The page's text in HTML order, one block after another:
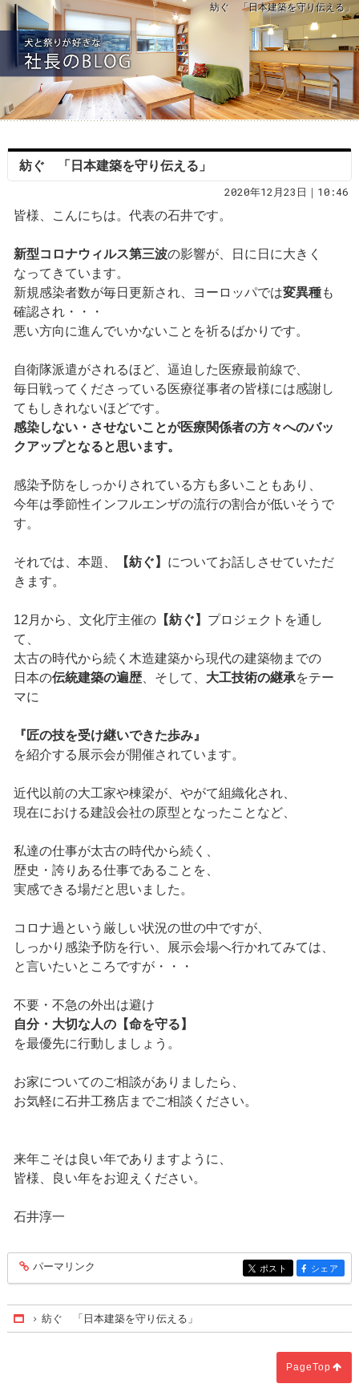
紡ぐ 「日本建築を守り伝える」
紡ぐ 「日本建築を守り伝える」
2020年12月23日｜10:46
皆様、こんにちは。代表の石井です。
新型コロナウィルス第三波の影響が、日に日に大きく
なってきています。
新規感染者数が毎日更新され、ヨーロッパでは変異種も
確認され・・・
悪い方向に進んでいかないことを祈るばかりです。
自衛隊派遣がされるほど、逼迫した医療最前線で、
毎日戦ってくださっている医療従事者の皆様には感謝し
てもしきれないほどです。
感染しない・させないことが医療関係者の方々へのバッ
クアップとなると思います。
感染予防をしっかりされている方も多いこともあり、
今年は季節性インフルエンザの流行の割合が低いそうで
す。
それでは、本題、 【紡ぐ】 についてお話しさせていただ
きます。
12月から、文化庁主催の【紡ぐ】 プロジェクトを通し
て、
太古の時代から続く木造建築から現代の建築物までの
日本の伝統建築の遍歴、そして、 大工技術の継承をテー
マに
『匠の技を受け継いできた歩み』
を紹介する展示会が開催されています。
近代以前の大工家や棟梁が、やがて組織化され、
現在における建設会社の原型となったことなど、
私達の仕事が太古の時代から続く、
歴史・誇りある仕事であることを、
実感できる場だと思いました。
コロナ過という厳しい状況の世の中ですが、
しっかり感染予防を行い、展示会場へ行かれてみては、
と言いたいところですが・・・
不要・不急の外出は避け
自分・大切な人の【命を守る】
を最優先に行動しましょう。
お家についてのご相談がありましたら、
お気軽に石井工務店までご相談ください。
来年こそは良い年でありますように、
皆様、良い年をお迎えください。
石井淳一
entry172
パーマリンク entry172
ポスト entry172
シェア
Home
紡ぐ 「日本建築を守り伝える」
PageTop